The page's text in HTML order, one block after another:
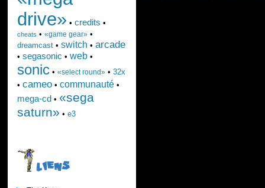
drive» • credits •
cheats • «game gear»•
dreamcast• switch • arcade
• segasonic • web•
sonic• «select round»• 32x
• cameo• communauté•
mega-cd • «sega
saturn» • e3
LIENS